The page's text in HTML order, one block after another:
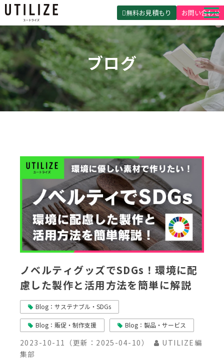
無料お見積もり お問い合わせ
UTILIZEとは
製品・サービス
無料見積ガイド
選ばれる理由
ブログ
ノベルティグッズでSDGs！環境に配
慮した製作と活用方法を簡単に解説
Blog：サステナブル・SDGs
Blog：販促・制作支援 Blog：製品・サービス
2023-10-11 （更新： 2025-04-10）
UTILIZE編
集部